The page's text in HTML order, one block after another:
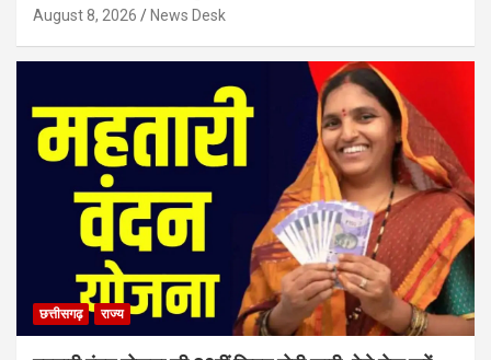
August 8, 2026 News Desk
छत्तीसगढ़ राज्य